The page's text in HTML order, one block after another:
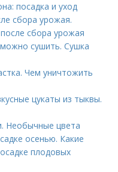
посадка и уход
сбора урожая.
сбора урожая
сушить. Сушка
Чем уничтожить
цукаты из тыквы.
Необычные цвета
осенью. Какие
плодовых